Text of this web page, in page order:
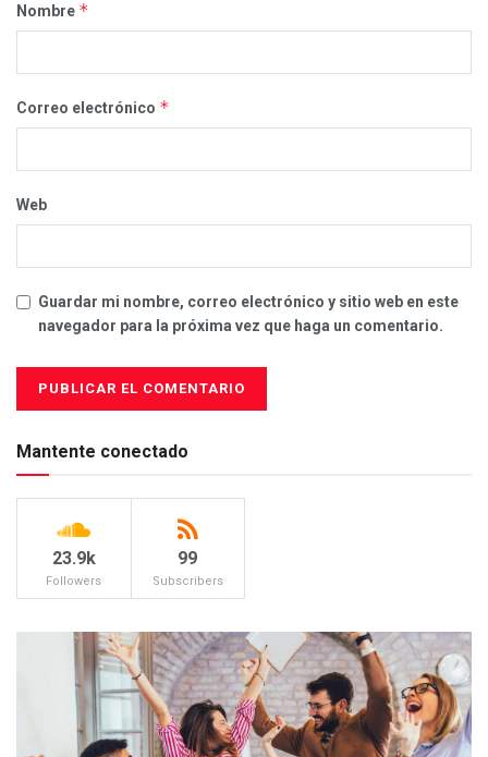
Nombre *
Correo electrónico *
Web
Guardar mi nombre, correo electrónico y sitio web en este
navegador para la próxima vez que haga un comentario.
Mantente conectado
23.9k
Followers
99
Subscribers